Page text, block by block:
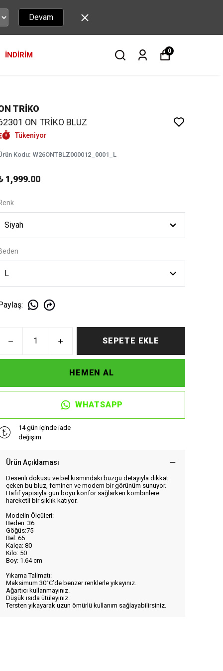
Devam
İNDİRİM 0
TRİKO
ON TRİKO BLUZ
Tükeniyor
Kodu: W26ONTBLZ000012_0001_L
1,999.00
:
SEPETE EKLE
HEMEN AL
WHATSAPP
14 gün içinde iade
değişim
Ürün Açıklaması
Desenli dokusu ve bel kısmındaki büzgü detayıyla dikkat
çeken bu bluz, feminen ve modern bir görünüm sunuyor.
Hafif yapısıyla gün boyu konfor sağlarken kombinlere
hareketli bir şıklık katıyor.
Modelin Ölçüleri:
Beden: 36
Göğüs:75
Bel: 65
Kalça: 80
Kilo: 50
Boy: 1.64 cm
Yıkama Talimatı:
Maksimum 30°C’de benzer renklerle yıkayınız.
Ağartıcı kullanmayınız.
Düşük ısıda ütüleyiniz.
Tersten yıkayarak uzun ömürlü kullanım sağlayabilirsiniz.